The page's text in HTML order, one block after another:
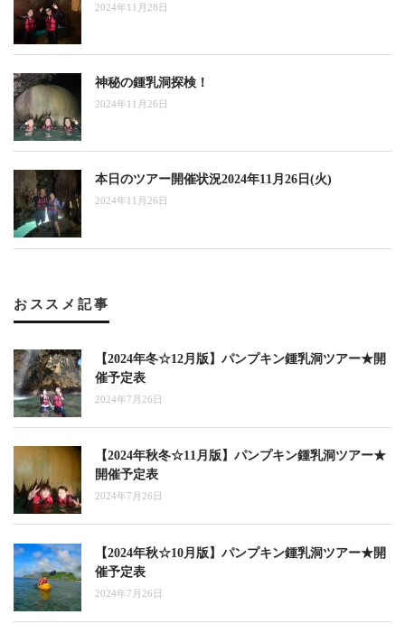
2024年11月28日
神秘の鍾乳洞探検！
2024年11月26日
本日のツアー開催状況2024年11月26日(火)
2024年11月26日
おススメ記事
【2024年冬☆12月版】パンプキン鍾乳洞ツアー★開
催予定表
2024年7月26日
【2024年秋冬☆11月版】パンプキン鍾乳洞ツアー★
開催予定表
2024年7月26日
【2024年秋☆10月版】パンプキン鍾乳洞ツアー★開
催予定表
2024年7月26日